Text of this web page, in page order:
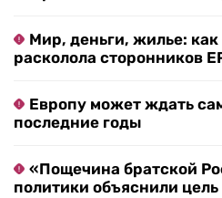
Мир, деньги, жилье:
расколола сторонников
Европу может ждать
последние годы
«Пощечина братской
политики объяснили